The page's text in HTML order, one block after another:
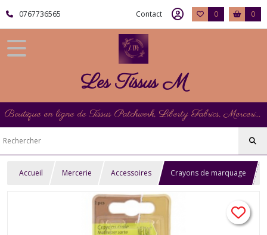
0767736565 Contact 0 0
Les Tissus M
Boutique en ligne de Tissus Patchwork, Liberty Fabrics, Mercerie et Matériel de Point de Croix
Accueil Mercerie Accessoires Crayons de marquage